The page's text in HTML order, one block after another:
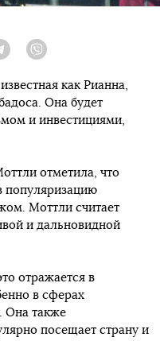
Telegram
как Рианна,
Она будет
и инвестициями,
отметила, что
популяризацию
Моттли считает
и дальновидной
отражается в
в сферах
Она также
посещает страну и